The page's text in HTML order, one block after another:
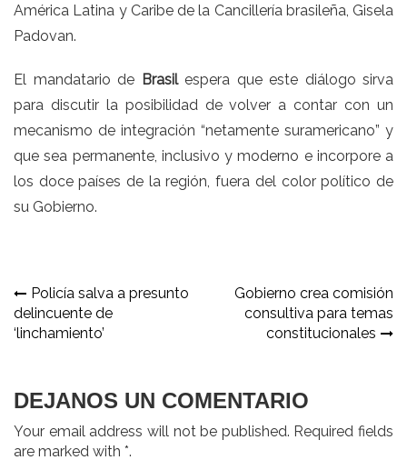
América Latina y Caribe de la Cancillería brasileña, Gisela
Padovan.
El mandatario de Brasilespera que este diálogo sirva
para discutir la posibilidad de volver a contar con un
mecanismo de integración “netamente suramericano” y
que sea permanente, inclusivo y moderno e incorpore a
los doce países de la región, fuera del color político de
su Gobierno.
Navegación
de
Policía salva a presunto
delincuente de
‘linchamiento’
Gobierno crea comisión
consultiva para temas
constitucionales
DEJANOS UN COMENTARIO
Your email address will not be published. Required fields
are marked with *.